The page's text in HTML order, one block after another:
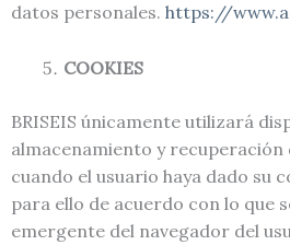
datos personales. https://
COOKIES
BRISEIS únicamente utilizará
almacenamiento y recuperación
cuando el usuario haya dado su
para ello de acuerdo con lo que
emergente del navegador del